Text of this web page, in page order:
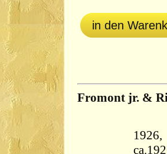
in den
Fromont jr. &
1926,